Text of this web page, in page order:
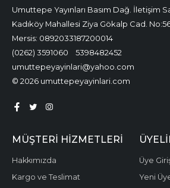
Umuttepe Yayınları Basım Dağ. İletişim
Kadıköy Mahallesi Ziya Gökalp Cad.
Mersis: 0892033187200014
(0262) 3591060
5398482452
umuttepeyayinlari@yahoo.com
© 2026 umuttepeyayinlari.com
MÜŞTERI HIZMETLERI
Hakkımızda
Kargo ve Teslimat
Üye
Yeni